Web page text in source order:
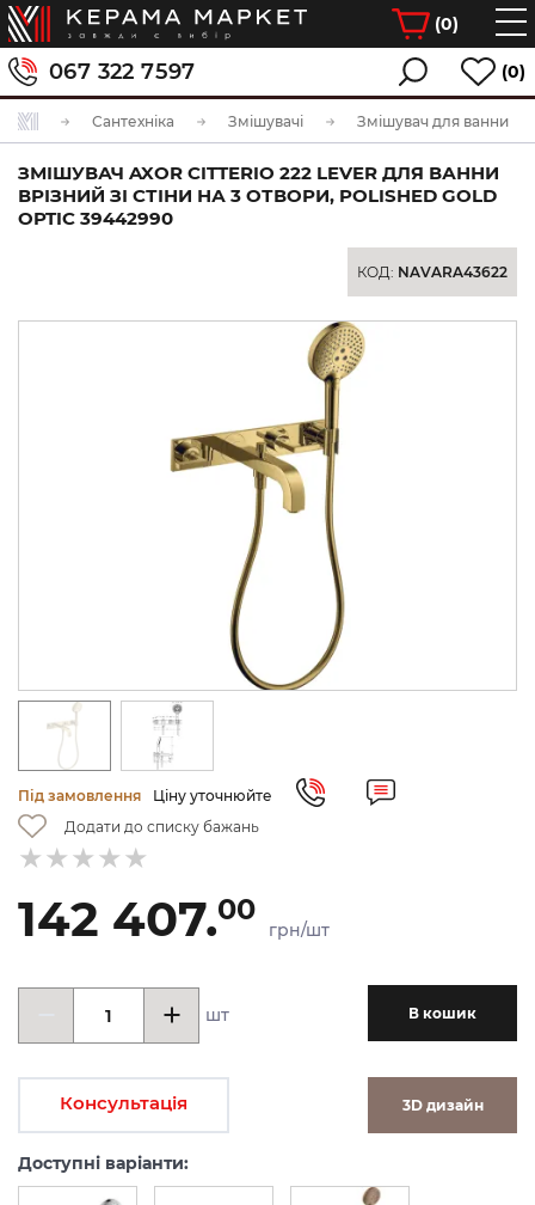
(0)
067 322 7597 (0)
Сантехніка Змішувачі Змішувач для ванни
ЗМІШУВАЧ AXOR CITTERIO 222 LEVER ДЛЯ ВАННИ
ВРІЗНИЙ ЗІ СТІНИ НА 3 ОТВОРИ, POLISHED GOLD
OPTIC 39442990
КОД: NAVARA43622
Під замовлення
Ціну уточнюйте
Додати до списку бажань
142 407.00
грн/шт
шт В кошик
Консультація 3D дизайн
Доступні варіанти: